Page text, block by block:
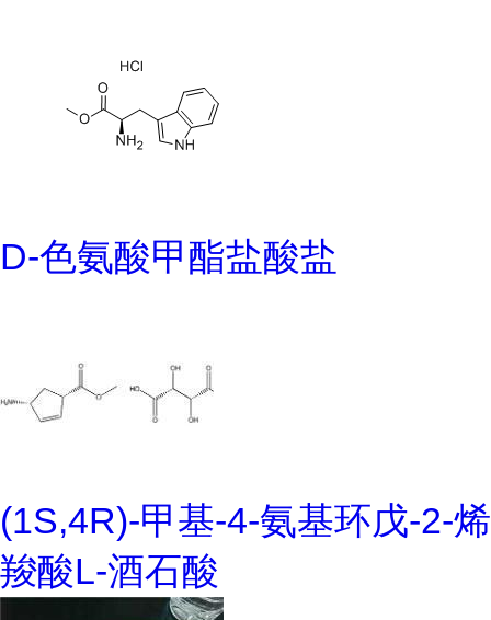
D-色氨酸甲酯盐酸盐
(1S,4R)-甲基-4-氨基环戊-2-烯
羧酸L-酒石酸